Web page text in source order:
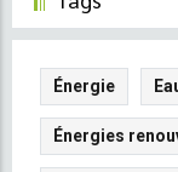
Énergie
Énergies